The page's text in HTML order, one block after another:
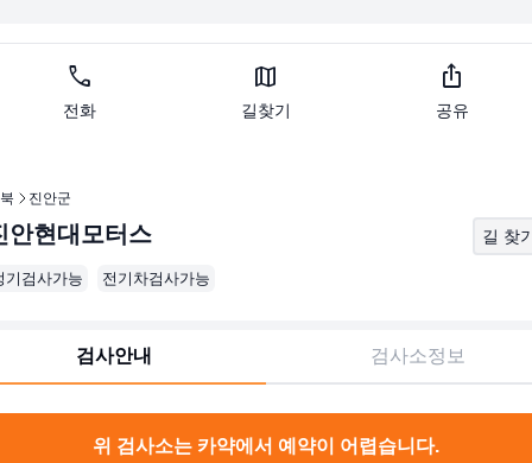
call
전화
map
길찾기
ios_share
공유
진안군
안현대모터스 길 찾
기검사가능 전기차검사가능
검사안내 검사소정보
위 검사소는 카약에서 예약이 어렵습니다.